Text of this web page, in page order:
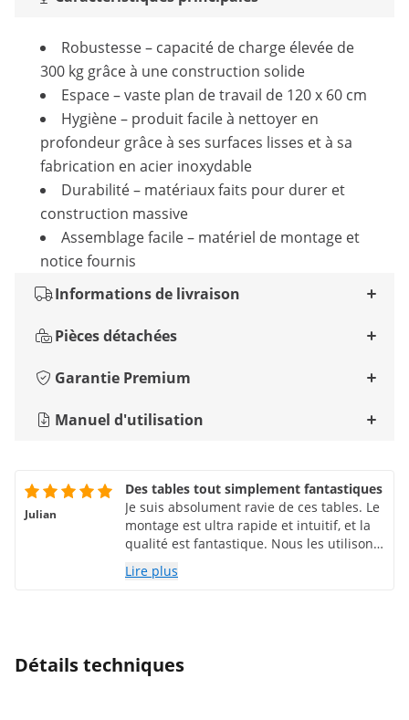
Robustesse – capacité de charge élevée de
300 kg grâce à une construction solide
Espace – vaste plan de travail de 120 x 60 cm
Hygiène – produit facile à nettoyer en
profondeur grâce à ses surfaces lisses et à sa
fabrication en acier inoxydable
Durabilité – matériaux faits pour durer et
construction massive
Assemblage facile – matériel de montage et
notice fournis
Informations de livraison
Pièces détachées
Garantie Premium
Manuel d'utilisation
Julian
Des tables tout simplement fantastiques
Je suis absolument ravie de ces tables. Le
montage est ultra rapide et intuitif, et la
qualité est fantastique. Nous les utilisons
en production comme tables de travail
car elles sont faciles et rapides à nettoyer.
Lire plus
Détails techniques